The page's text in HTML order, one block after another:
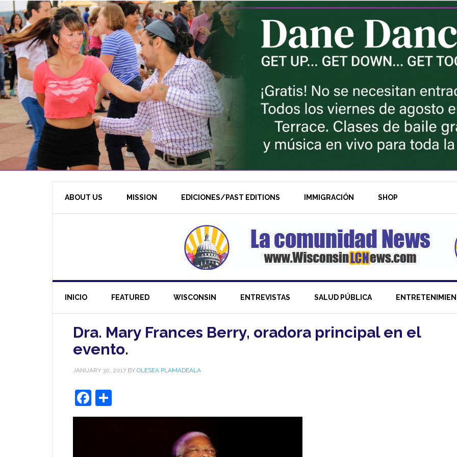
ABOUT US MISSION EDICIONES/PAST EDITIONS IMMIGRACIÓN SHOP
INICIO FEATURED WISCONSIN ENTREVISTAS SALUD PÚBLICA
Dra. Mary Frances Berry, oradora principal en el
evento.
JANUARY 30, 2017 BY OLESEA PLAMADEALA
Facebook